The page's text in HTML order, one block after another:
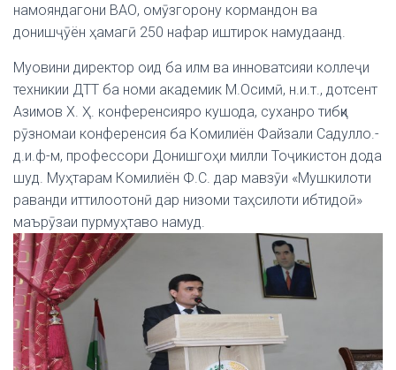
намояндагони ВАО, омӯзгорону кормандон ва
донишҷӯён ҳамагӣ 250 нафар иштирок намудаанд.
Муовини директор оид ба илм ва инноватсияи коллеҷи
техникии ДТТ ба номи академик М.Осимӣ, н.и.т., дотсент
Азимов Х. Ҳ. конференсияро кушода, суханро тибқи
рӯзномаи конференсия ба Комилиён Файзали Садулло.-
д.и.ф-м, профессори Донишгоҳи милли Тоҷикистон дода
шуд. Муҳтарам Комилиён Ф.С. дар мавзӯи «Мушкилоти
раванди иттилоотонӣ дар низоми таҳсилоти ибтидоӣ»
маърӯзаи пурмуҳтаво намуд.